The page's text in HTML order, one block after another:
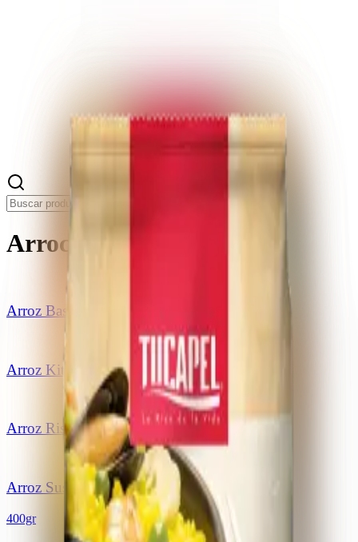
Arroces Culinarios
Arroz Basmati G1
Arroz Kit para Sushi
Arroz Risotto Italiano G1
Arroz Sushi
400gr